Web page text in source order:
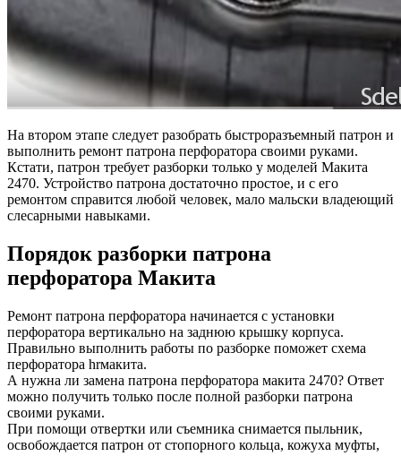
На втором этапе следует разобрать быстроразъемный патрон и
выполнить ремонт патрона перфоратора своими руками.
Кстати, патрон требует разборки только у моделей Макита
2470. Устройство патрона достаточно простое, и с его
ремонтом справится любой человек, мало мальски владеющий
слесарными навыками.
Порядок разборки патрона
перфоратора Макита
Ремонт патрона перфоратора начинается с установки
перфоратора вертикально на заднюю крышку корпуса.
Правильно выполнить работы по разборке поможет схема
перфоратора hrмакита.
А нужна ли замена патрона перфоратора макита 2470? Ответ
можно получить только после полной разборки патрона
своими руками.
При помощи отвертки или съемника снимается пыльник,
освобождается патрон от стопорного кольца, кожуха муфты,